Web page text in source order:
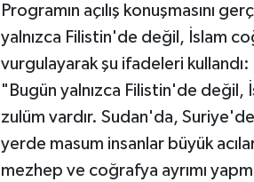
Programın açılış konuşmasını
yalnızca Filistin'de değil, İslam
vurgulayarak şu ifadeleri kullandı:
"Bugün yalnızca Filistin'de değil,
zulüm vardır. Sudan'da,
yerde masum insanlar büyük
mezhep ve coğrafya ayrımı